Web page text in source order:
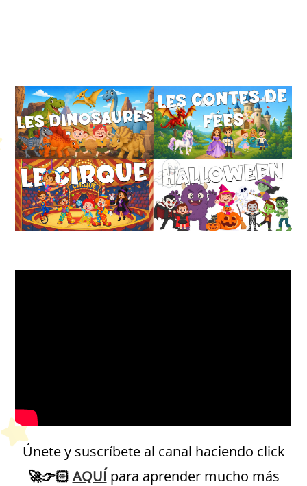
Únete y suscríbete al canal haciendo click
🚀👉🏻 AQUÍ para aprender mucho más